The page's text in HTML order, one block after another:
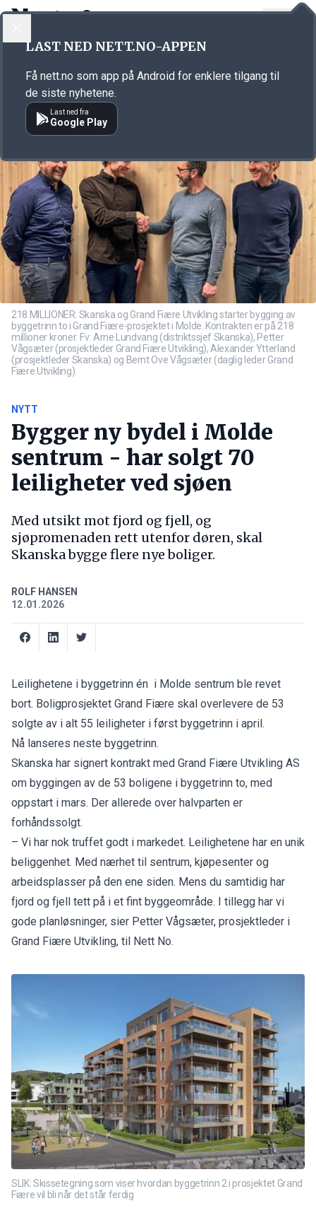
Annonsørinnhold
218 MILLIONER: Skanska og Grand Fiære Utvikling starter bygging av
byggetrinn to i Grand Fiære-prosjektet i Molde. Kontrakten er på 218
millioner kroner. F.v: Arne Lundvang (distriktssjef Skanska), Petter
Vågsæter (prosjektleder Grand Fiære Utvikling), Alexander Ytterland
(prosjektleder Skanska) og Bernt Ove Vågsæter (daglig leder Grand
Fiære Utvikling).
NYTT
Bygger ny bydel i Molde
sentrum - har solgt 70
leiligheter ved sjøen
Med utsikt mot fjord og fjell, og
sjøpromenaden rett utenfor døren, skal
Skanska bygge flere nye boliger.
ROLF HANSEN
12.01.2026
Leilighetene i byggetrinn én i Molde sentrum ble revet
bort. Boligprosjektet Grand Fiære skal overlevere de 53
solgte av i alt 55 leiligheter i først byggetrinn i april.
Nå lanseres neste byggetrinn.
Skanska har signert kontrakt med Grand Fiære Utvikling AS
om byggingen av de 53 boligene i byggetrinn to, med
oppstart i mars. Der allerede over halvparten er
forhåndssolgt.
– Vi har nok truffet godt i markedet. Leilighetene har en unik
beliggenhet. Med nærhet til sentrum, kjøpesenter og
arbeidsplasser på den ene siden. Mens du samtidig har
fjord og fjell tett på i et fint byggeområde. I tillegg har vi
gode planløsninger, sier Petter Vågsæter, prosjektleder i
Grand Fiære Utvikling, til Nett No.
SLIK: Skissetegning som viser hvordan byggetrinn 2 i prosjektet Grand
Fiære vil bli når det står ferdig
LAST NED NETT.NO-APPEN
Få nett.no som app på Android for enklere tilgang til
de siste nyhetene.
Last ned fra
Google Play